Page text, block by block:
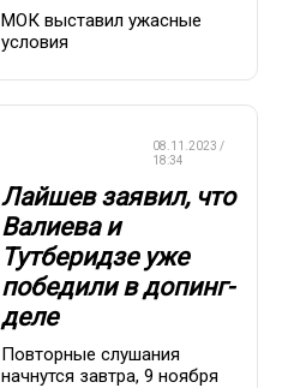
МОК выставил ужасные
условия
08.11.2023 /
18:34
Лайшев заявил, что
Валиева и
Тутберидзе уже
победили в допинг-
деле
Повторные слушания
начнутся завтра, 9 ноября